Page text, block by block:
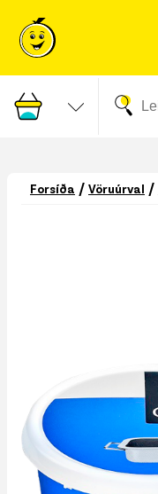
Forsíða / Vöruúrval /